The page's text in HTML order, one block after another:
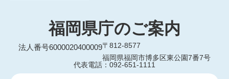
福岡県庁のご案内
法人番号6000020400009〒812-8577
福岡県福岡市博多区東公園7番7号
代表電話：092-651-1111